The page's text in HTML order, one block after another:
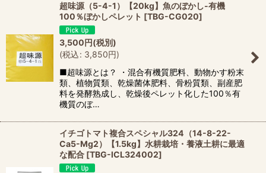
超味源（5-4-1）【20kg】魚のぼかし-有機
100％ぼかしペレット [TBG-CG020]
3,500円(税別)
(税込: 3,850円)
■超味源とは？ ・混合有機質肥料、動物かす粉末
類、植物質類、乾燥菌体肥料、骨粉質類、副産肥
料を発酵熟成し、乾燥後ペレット化した100％有
機質のぼ…
イチゴトマト複合スペシャル324（14-8-22-
Ca5-Mg2）【1.5kg】水耕栽培・養液土耕に最適
な配合 [TBG-ICL324002]